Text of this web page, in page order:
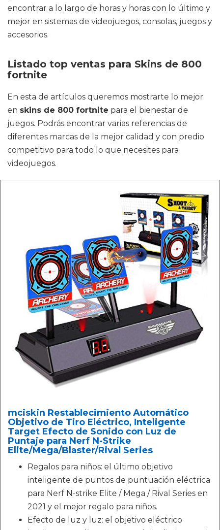
encontrar a lo largo de horas y horas con lo último y
mejor en sistemas de videojuegos, consolas, juegos y
accesorios.
Listado top ventas para Skins de 800
fortnite
En esta de artículos queremos mostrarte lo mejor
en skins de 800 fortnite para el bienestar de
juegos. Podrás encontrar varias referencias de
diferentes marcas de la mejor calidad y con predio
competitivo para todo lo que necesites para
videojuegos.
mciskin Restablecimiento Automático
Objetivo de Tiro Eléctrico, Inteligente
Target Efecto de Sonido con Luz de
Puntaje para Nerf N-Strike
Elite/Mega/Blaster/Rival Series
Regalos para niños: el último objetivo
inteligente de puntos de puntuación eléctrica
para Nerf N-strike Elite / Mega / Rival Series en
2021 y el mejor regalo para niños.
Efecto de luz y luz: el objetivo eléctrico